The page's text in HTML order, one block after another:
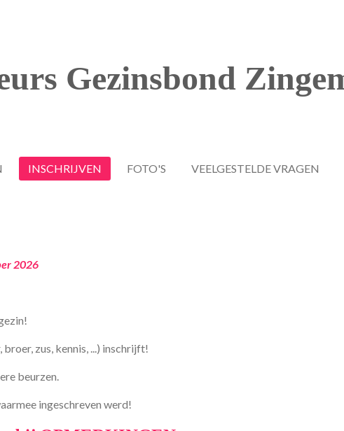
Gezinsbond
INSCHRIJVEN FOTO'S VEELGESTELDE VRAGEN
2026
zus, kennis, ...) inschrijft!
beurzen.
ingeschreven werd!